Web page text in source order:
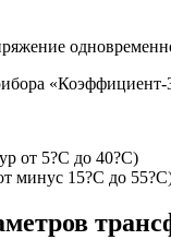
от 5?C до 40?C)
минус 15?C до